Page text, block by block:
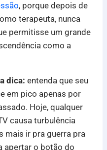
, porque depois de
terapeuta, nunca
permitisse um grande
como a
dica: entenda que seu
em pico apenas por
Hoje, qualquer
causa turbulência
mais ir pra guerra pra
apertar o botão do